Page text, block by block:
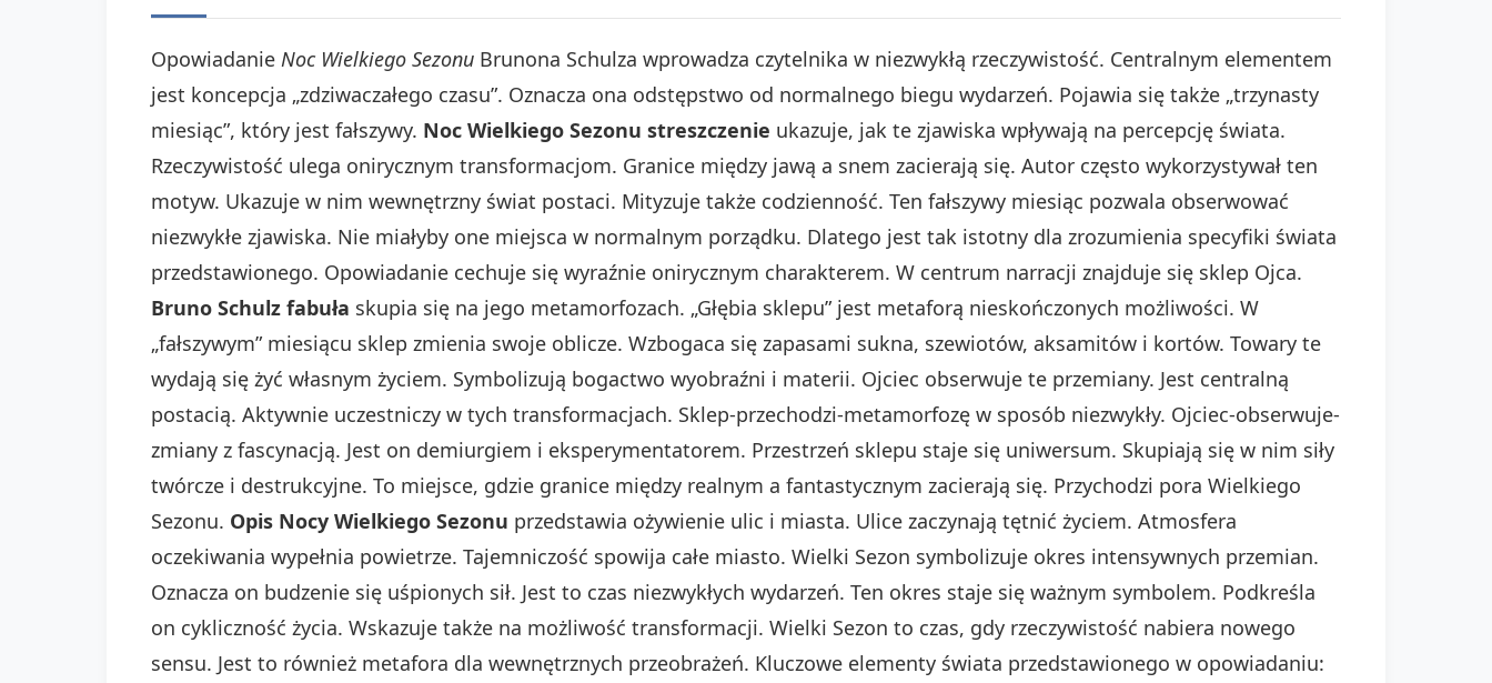
Opowiadanie Noc Wielkiego Sezonu Brunona Schulza wprowadza czytelnika w niezwykłą rzeczywistość. Centralnym elementem
jest koncepcja „zdziwaczałego czasu”. Oznacza ona odstępstwo od normalnego biegu wydarzeń. Pojawia się także „trzynasty
miesiąc”, który jest fałszywy. Noc Wielkiego Sezonu streszczenie ukazuje, jak te zjawiska wpływają na percepcję świata.
Rzeczywistość ulega onirycznym transformacjom. Granice między jawą a snem zacierają się. Autor często wykorzystywał ten
motyw. Ukazuje w nim wewnętrzny świat postaci. Mityzuje także codzienność. Ten fałszywy miesiąc pozwala obserwować
niezwykłe zjawiska. Nie miałyby one miejsca w normalnym porządku. Dlatego jest tak istotny dla zrozumienia specyfiki świata
przedstawionego. Opowiadanie cechuje się wyraźnie onirycznym charakterem. W centrum narracji znajduje się sklep Ojca.
Bruno Schulz fabuła skupia się na jego metamorfozach. „Głębia sklepu” jest metaforą nieskończonych możliwości. W
„fałszywym” miesiącu sklep zmienia swoje oblicze. Wzbogaca się zapasami sukna, szewiotów, aksamitów i kortów. Towary te
wydają się żyć własnym życiem. Symbolizują bogactwo wyobraźni i materii. Ojciec obserwuje te przemiany. Jest centralną
postacią. Aktywnie uczestniczy w tych transformacjach. Sklep-przechodzi-metamorfozę w sposób niezwykły. Ojciec-obserwuje-
zmiany z fascynacją. Jest on demiurgiem i eksperymentatorem. Przestrzeń sklepu staje się uniwersum. Skupiają się w nim siły
twórcze i destrukcyjne. To miejsce, gdzie granice między realnym a fantastycznym zacierają się. Przychodzi pora Wielkiego
Sezonu. Opis Nocy Wielkiego Sezonu przedstawia ożywienie ulic i miasta. Ulice zaczynają tętnić życiem. Atmosfera
oczekiwania wypełnia powietrze. Tajemniczość spowija całe miasto. Wielki Sezon symbolizuje okres intensywnych przemian.
Oznacza on budzenie się uśpionych sił. Jest to czas niezwykłych wydarzeń. Ten okres staje się ważnym symbolem. Podkreśla
on cykliczność życia. Wskazuje także na możliwość transformacji. Wielki Sezon to czas, gdy rzeczywistość nabiera nowego
sensu. Jest to również metafora dla wewnętrznych przeobrażeń. Kluczowe elementy świata przedstawionego w opowiadaniu: